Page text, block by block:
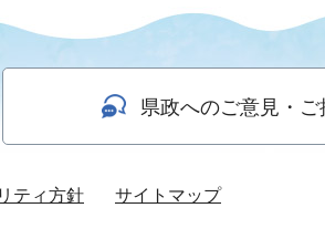
県政へのご意見・ご
ティ方針 サイトマップ